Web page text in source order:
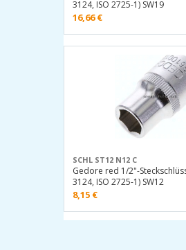
3124, ISO 2725-1) SW19
16,66€
SCHL ST12 N12 C
Gedore red 1/2"-
3124, ISO 2725-1) SW12
8,15 €